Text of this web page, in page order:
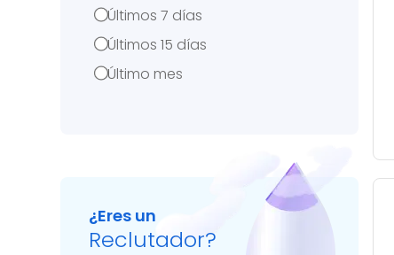
Últimos 7 días
Últimos 15 días
Último mes
¿Eres un
Reclutador?